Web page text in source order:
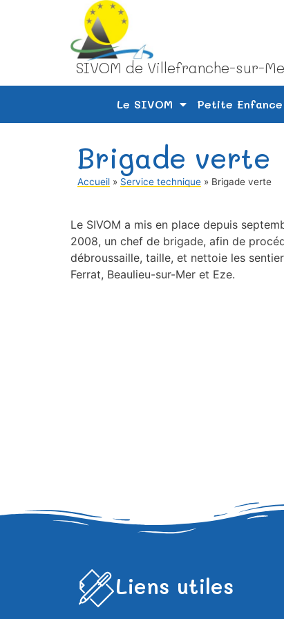
SIVOM de Villefranche-sur-
Le SIVOM Petite Enfance
Brigade verte
Accueil » Service technique » Brigade verte
Le SIVOM a mis en place depuis
2008, un chef de brigade, afin de
débroussaille, taille, et nettoie les
Ferrat, Beaulieu-sur-Mer et Eze.
Liens utiles